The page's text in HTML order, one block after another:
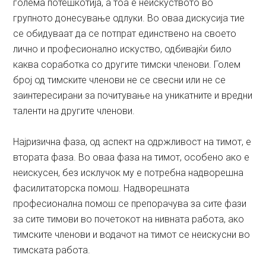
голема потешкотија, а тоа е неискуството во
групното донесување одлуки. Во оваа дискусија тие
се обидуваат да се потпрат единствено на своето
лично и професионално искуство, одбивајќи било
каква соработка со другите тимски членови. Голем
број од тимските членови не се свесни или не се
заинтересирани за почитување на уникатните и вредни
таленти на другите членови.
Најризична фаза, од аспект на одржливост на тимот, е
втората фаза. Во оваа фаза на тимот, особено ако е
неискусен, без исклучок му е потребна надворешна
фасилитаторска помош. Надворешната
професионална помош се препорачува за сите фази
за сите тимови во почетокот на нивната работа, ако
тимските членови и водачот на тимот се неискусни во
тимската работа.